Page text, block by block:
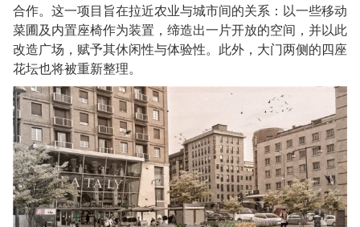
合作。这一项目旨在拉近农业与城市间的关系：以一些移动
菜圃及内置座椅作为装置，缔造出一片开放的空间，并以此
改造广场，赋予其休闲性与体验性。此外，大门两侧的四座
花坛也将被重新整理。